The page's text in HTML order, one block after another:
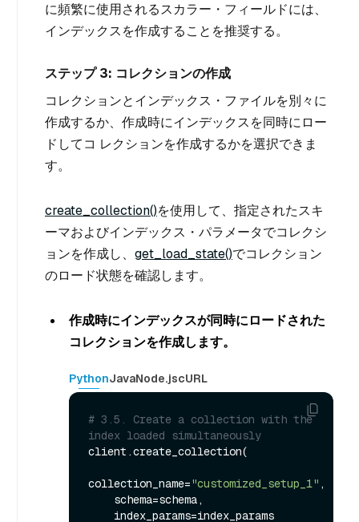
に頻繁に使用されるスカラー・フィールドには、
インデックスを作成することを推奨する。
ステップ 3: コレクションの作成
コレクションとインデックス・ファイルを別々に
作成するか、作成時にインデックスを同時にロー
ドしてコ レクションを作成するかを選択できま
す。
create_collection()を使用して、指定されたスキ
ーマおよびインデックス・パラメータでコレクシ
ョンを作成し、 get_load_state()でコレクション
のロード状態を確認します。
作成時にインデックスが同時にロードされた
コレクションを作成します。
PythonJavaNode.jscURL
# 3.5. Create a collection with the
index loaded simultaneously
client.create_collection(
collection_name="customized_setup_1" ,